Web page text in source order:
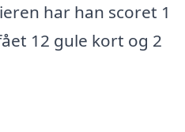
har han scoret 1
12 gule kort og 2